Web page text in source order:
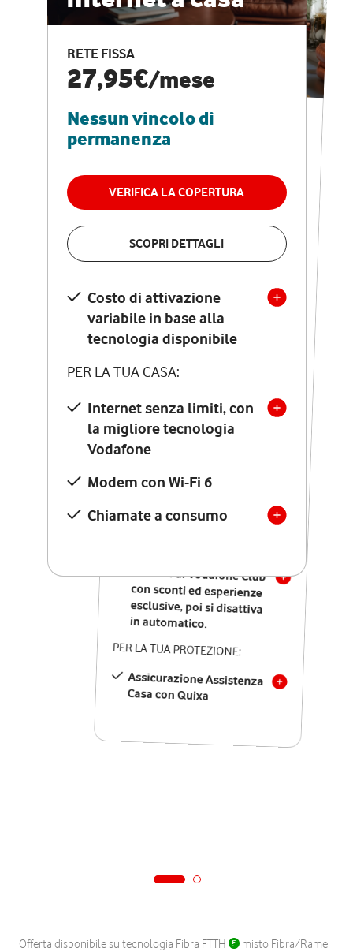
RETE FISSA
27,95€/mese
Nessun vincolo di
permanenza
VERIFICA LA COPERTURA
SCOPRI DETTAGLI
Costo di attivazione
variabile in base alla
tecnologia disponibile
PER LA TUA CASA:
Internet senza limiti, con
la migliore tecnologia
Vodafone
Modem con Wi-Fi 6
Chiamate a consumo
CASA PRO
Internet veloce e
vantaggi speciali
RETE FISSA + VODAFONE CLUB
29,95€
permanenza
VERIFICA LA COPERTURA
Costo di attivazione
variabile in base alla
tecnologia disponibile
PER LA TUA CASA:
Internet senza limiti, con
la migliore tecnologia
Vodafone
Modem Seven con Wi-Fi 7
Chiamate illimitate verso
numeri fissi e mobili
nazionali
12 mesi di Vodafone Club
con sconti ed esperienze
esclusive, poi si disattiva
in automatico.
PER LA TUA PROTEZIONE:
Assicurazione Assistenza
Casa con Quixa
Offerta disponibile su tecnologia Fibra FTTH
misto Fibra/Rame